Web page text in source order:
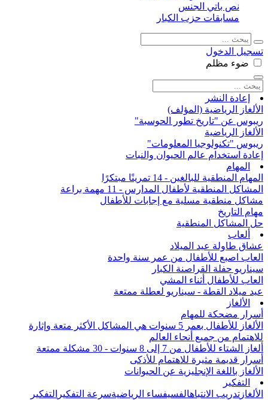
نص باتي الجنس
مسابقات حزب الكبار
تسجيل الدخول
ضوء مظلم
إعادة النشر
الألغاز الرياضية (المؤلف)
ريبوس عن "تاريخ تطور الحوسبة"
الألغاز الرياضية
ريبوس "تكنولوجيا المعلومات"
إعادة استخدام عالم الحيوان والنبات
المهام
المهام المنطقية للبالغين - 14 تمرينًا مبتكرًا
المشاكل المنطقية لأطفال المدارس - 11 مهمة براعة
مشاكل منطقية مسلية مع إجابات للأطفال
مهام التاريخ
حل المشاكل المنطقية
ألعاب
عشاق طاولة عيد الميلاد
العاب اصبع للأطفال من عمر سنة واحدة
سيناريو حفلة القراصنة الكبار
العاب للأطفال أثناء المشي
عيد ميلاد القطة - سيناريو لعطلة ممتعة
الألغاز
أسرار مضحكة للمهام
الألغاز للأطفال بعمر 5 سنوات هي المشاكل الأكثر متعة وإثارة
للاهتمام من جميع أنحاء العالم
ألغاز الشتاء للأطفال من 7 إلى 8 سنوات - 30 مشكلة ممتعة
أسرار قديمة مثيرة للاهتمام للأذكى
الألغاز باللغة الإنجليزية عن الحيوانات
التفكير
الألغاز تدريب الانتباهالفسيفساء الرياضيةسرعة التفكير التفكير